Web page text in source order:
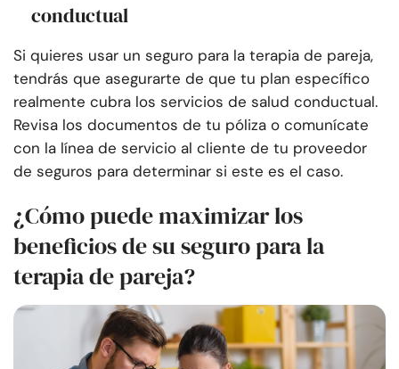
conductual
Si quieres usar un seguro para la terapia de pareja,
tendrás que asegurarte de que tu plan específico
realmente cubra los servicios de salud conductual.
Revisa los documentos de tu póliza o comunícate
con la línea de servicio al cliente de tu proveedor
de seguros para determinar si este es el caso.
¿Cómo puede maximizar los
beneficios de su seguro para la
terapia de pareja?